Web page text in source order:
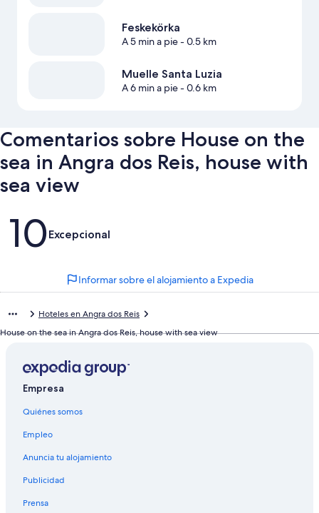
Feskekörka
A 5 min a pie- 0.5 km
Muelle Santa Luzia
A 6 min a pie- 0.6 km
Comentarios sobre House on the
sea in Angra dos Reis, house with
sea view
Comentarios
10Excepcional
Informar sobre el alojamiento a Expedia
Hoteles en Angra dos Reis
House on the sea in Angra dos Reis, house with sea view
Empresa
Quiénes somos
Empleo
Anuncia tu alojamiento
Publicidad
Prensa